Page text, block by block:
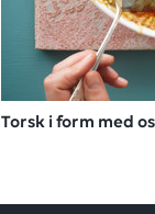
Torsk i form med